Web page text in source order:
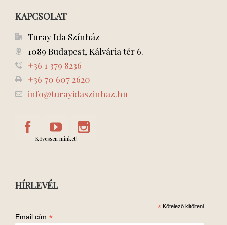
KAPCSOLAT
Turay Ida Színház
1089 Budapest, Kálvária tér 6.
+36 1 379 8236
+36 70 607 2620
info@turayidaszinhaz.hu
Kövessen minket!
HÍRLEVÉL
* Kötelező kitölteni
Email cím *